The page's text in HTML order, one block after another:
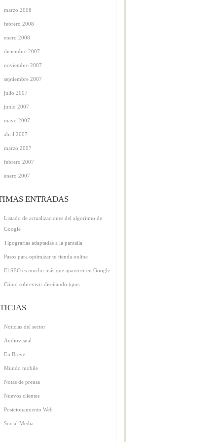
marzo 2008
febrero 2008
enero 2008
diciembre 2007
noviembre 2007
septiembre 2007
julio 2007
junio 2007
mayo 2007
abril 2007
marzo 2007
febrero 2007
enero 2007
ENTRADAS
Listado de actualizaciones del algoritmo de
Google
Tipografías adaptadas a la pantalla
Pasos para optimizar tu tienda online
El SEO es mucho más que aparecer en Google
Cómo sobrevivir diseñando tipos.
Noticias del sector
Audiovisual
En Breve
Mundo mobile
Notas de prensa
Nuevos clientes
Posicionamiento Web
Social Media